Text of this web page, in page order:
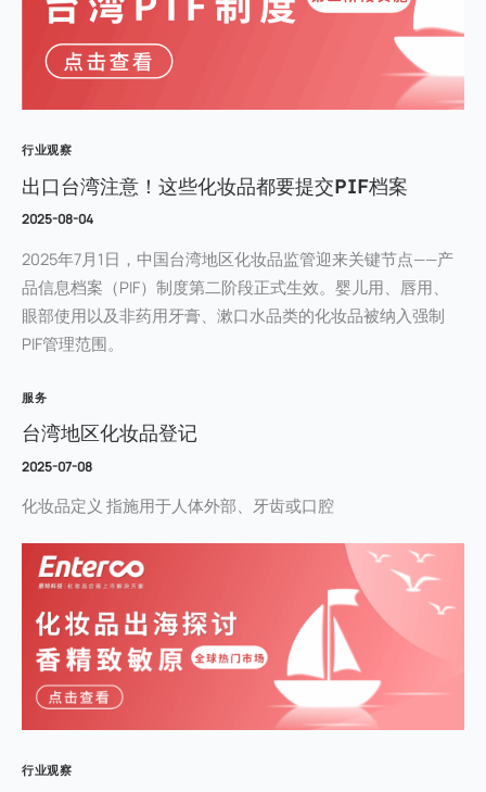
行业观察
出口台湾注意！这些化妆品都要提交PIF档案
2025-08-04
2025年7月1日，中国台湾地区化妆品监管迎来关键节点——产
品信息档案（PIF）制度第二阶段正式生效。婴儿用、唇用、
眼部使用以及非药用牙膏、漱口水品类的化妆品被纳入强制
PIF管理范围。
服务
台湾地区化妆品登记
2025-07-08
化妆品定义 指施用于人体外部、牙齿或口腔
行业观察